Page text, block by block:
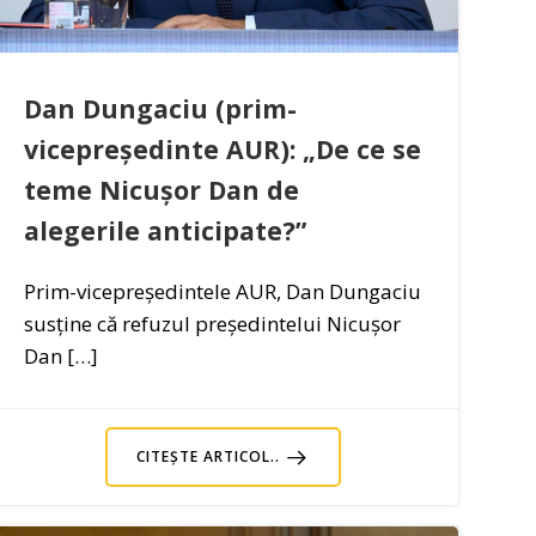
Dan Dungaciu (prim-
vicepreședinte AUR): „De ce se
teme Nicușor Dan de
alegerile anticipate?”
Prim-vicepreședintele AUR, Dan Dungaciu
susține că refuzul președintelui Nicușor
Dan […]
CITEȘTE ARTICOL..